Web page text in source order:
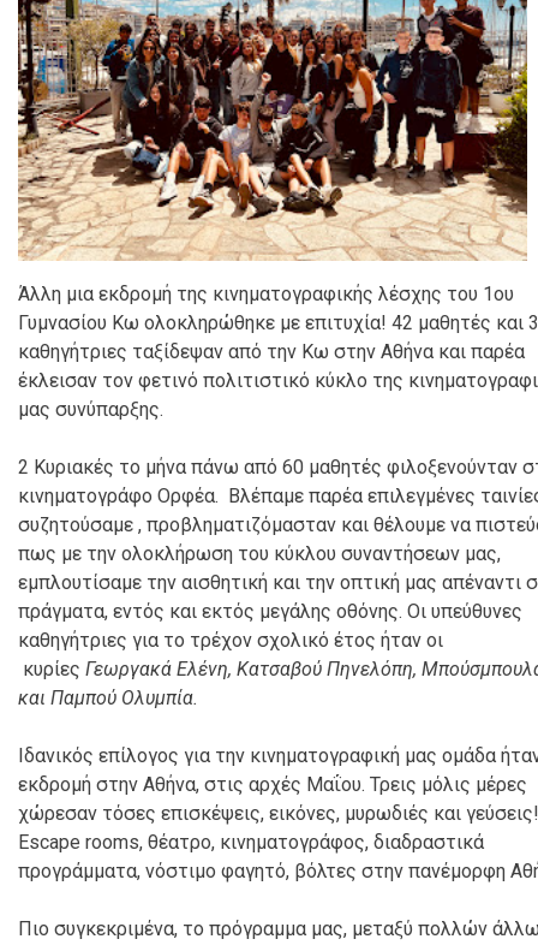
Άλλη μια εκδρομή της κινηματογραφικής λέσχης του 1ου
Γυμνασίου Κω ολοκληρώθηκε με επιτυχία! 42 μαθητές και 3
καθηγήτριες ταξίδεψαν από την Κω στην Αθήνα και παρέα
έκλεισαν τον φετινό πολιτιστικό κύκλο της
μας συνύπαρξης.
2 Κυριακές το μήνα πάνω από 60 μαθητές φιλοξενούνταν
κινηματογράφο Ορφέα. Βλέπαμε παρέα επιλεγμένες
συζητούσαμε , προβληματιζόμασταν και θέλουμε να
πως με την ολοκλήρωση του κύκλου συναντήσεων μας,
εμπλουτίσαμε την αισθητική και την οπτική μας απέναντι
πράγματα, εντός και εκτός μεγάλης οθόνης. Οι υπεύθυνες
καθηγήτριες για το τρέχον σχολικό έτος ήταν οι
κυρίες Γεωργακά Ελένη, Κατσαβού Πηνελόπη,
και Παμπού Ολυμπία.
Ιδανικός επίλογος για την κινηματογραφική μας ομάδα
εκδρομή στην Αθήνα, στις αρχές Μαΐου. Τρεις μόλις μέρες
χώρεσαν τόσες επισκέψεις, εικόνες, μυρωδιές και γεύσεις!
Escape rooms, θέατρο, κινηματογράφος, διαδραστικά
προγράμματα, νόστιμο φαγητό, βόλτες στην πανέμορφη
Πιο συγκεκριμένα, το πρόγραμμα μας, μεταξύ πολλών